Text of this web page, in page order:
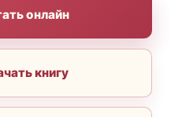
онлайн
книгу